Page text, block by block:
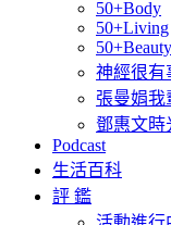
50+Body
50+Living
50+Beauty
神經很有
張曼娟我
鄧惠文時
Podcast
生活百科
評 鑑